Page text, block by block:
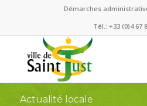
Démarches
Tél.: +33 (0)4 67
Actualité locale